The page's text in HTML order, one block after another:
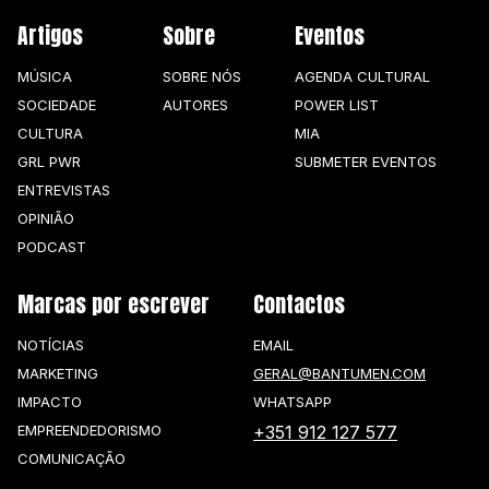
Artigos
MÚSICA
SOCIEDADE
CULTURA
GRL PWR
ENTREVISTAS
OPINIÃO
PODCAST
Sobre
SOBRE NÓS
AUTORES
Eventos
AGENDA CULTURAL
POWER LIST
MIA
SUBMETER EVENTOS
Marcas por escrever
NOTÍCIAS
MARKETING
IMPACTO
EMPREENDEDORISMO
COMUNICAÇÃO
Contactos
EMAIL
GERAL@BANTUMEN.COM
WHATSAPP
+351 912 127 577